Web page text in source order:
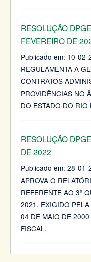
RESOLUÇÃO
FEVEREIRO DE
Publicado em: 10-02-
REGULAMENTA A
CONTRATOS
PROVIDÊNCIAS NO
DO ESTADO DO RIO
RESOLUÇÃO
DE 2022
Publicado em: 28-01-
APROVA O
REFERENTE AO 3º
2021, EXIGIDO
04 DE MAIO DE
FISCAL.